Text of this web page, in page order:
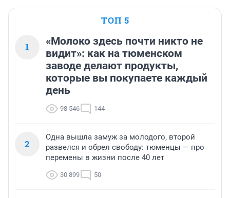
ТОП 5
1
«Молоко здесь почти никто не
видит»: как на тюменском
заводе делают продукты,
которые вы покупаете каждый
день
98 546 144
2
Одна вышла замуж за молодого, второй
развелся и обрел свободу: тюменцы — про
перемены в жизни после 40 лет
30 899 50